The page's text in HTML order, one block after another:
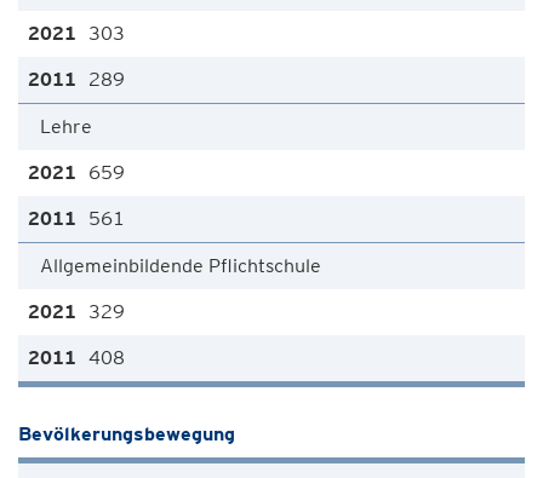
303
289
Lehre
659
561
Allgemeinbildende Pflichtschule
329
408
Bevölkerungsbewegung